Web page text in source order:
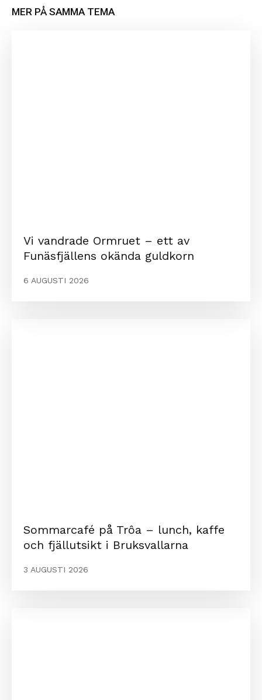
MER PÅ SAMMA TEMA
Vi vandrade Ormruet – ett av
Funäsfjällens okända guldkorn
6 AUGUSTI 2026
Sommarcafé på Trôa – lunch, kaffe
och fjällutsikt i Bruksvallarna
3 AUGUSTI 2026